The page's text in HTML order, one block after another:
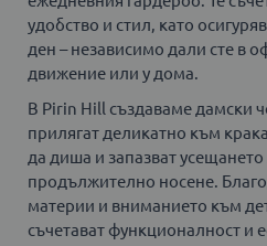
удобство и стил, като
ден – независимо дали сте в
движение или у дома.
В Pirin Hill създаваме дамски
прилягат деликатно към
да диша и запазват
продължително носене.
материи и вниманието към
съчетават функционалност и